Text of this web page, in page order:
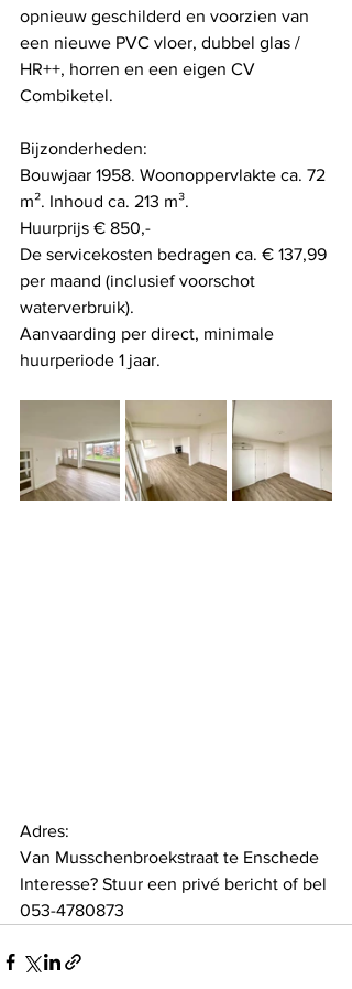
opnieuw geschilderd en voorzien van
een nieuwe PVC vloer, dubbel glas /
HR++, horren en een eigen CV
Combiketel.
Bijzonderheden:
Bouwjaar 1958. Woonoppervlakte ca. 72
m². Inhoud ca. 213 m³.
Huurprijs € 850,-
De servicekosten bedragen ca. € 137,99
per maand (inclusief voorschot
waterverbruik).
Aanvaarding per direct, minimale
huurperiode 1 jaar.
Adres:
Van Musschenbroekstraat te Enschede
Interesse? Stuur een privé bericht of bel
053-4780873